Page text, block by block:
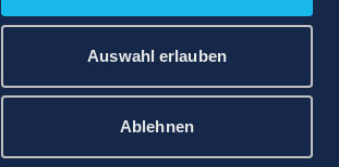
Auswahl erlauben
Ablehnen